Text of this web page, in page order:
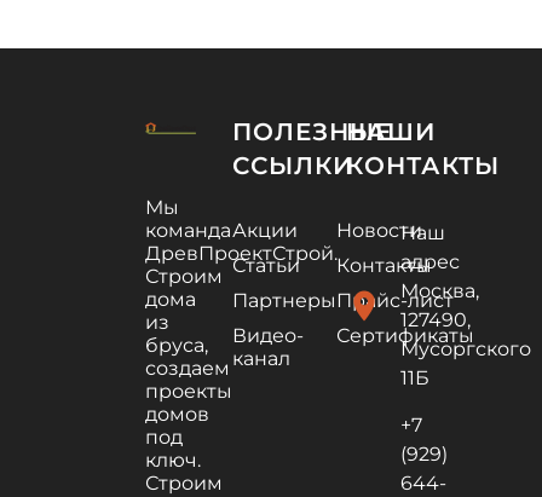
Мы
команда
ДревПроектСтрой.
Строим
дома
из
бруса,
создаем
проекты
домов
под
ключ.
Строим
ПОЛЕЗНЫЕ
ССЫЛКИ
Акции
Новости
Статьи
Контакты
ПартнерыПрайс-лист
Видео-
канал
Сертификаты
НАШИ
КОНТАКТЫ
location_on
Наш
адрес
Москва,
127490,
Мусоргского
11Б
+7
(929)
644-